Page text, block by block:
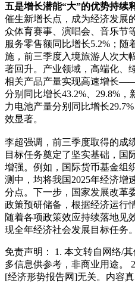
五是增长潜能“大”的优势持续
催生新增长点，成为经济发展
众体育赛事、演唱会、音乐节
服务零售额同比增长5.2%；随
施，前三季度入境旅游人次大
著回升。产业领域，高端化、
相关产品产量实现高速增长
分别同比增长43.2%、29.8%
力电池产量分别同比增长
效显著。
李超强调，前三季度取得的成
目标任务奠定了坚实基础，国
增强。例如，国际货币基金组
测中，均将我国2025年经济增
分点。下一步，国家发展改革
政策预研储备，根据经济运行
随着各项政策效应持续落地见
现全年经济社会发展目标任务。
免责声明： 1. 本文转自网络/
多信息供参考，非商业用途。
[经济形势报告网]无关。内容